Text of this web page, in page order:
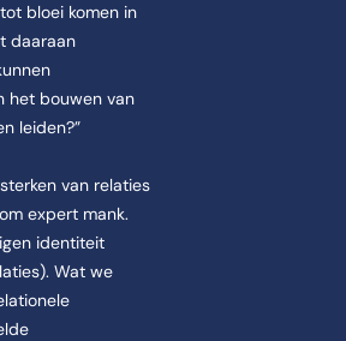
bloei komen in
daaraan
het bouwen van
leiden?”
van relaties
expert mank.
identiteit
Wat we